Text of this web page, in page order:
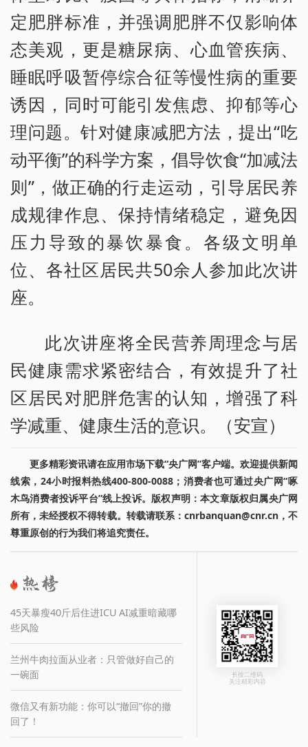
定肥胖标准，并强调肥胖不仅影响体
态美观，更是糖尿病、心血管疾病、
睡眠呼吸暂停综合征等慢性病的重要
诱因，同时可能引发焦虑、抑郁等心
理问题。针对健康减肥方法，提出“吃
动平衡”的科学方案，倡导饮食“加减法
则”，做正确的行走运动，引导居民养
成规律作息、保持情绪稳定，避免因
压力导致的暴饮暴食。各级文明单
位、各社区居民共50余人参加此次讲
座。
此次讲座将全民营养周理念与居
民健康需求紧密结合，有效提升了社
区居民对肥胖危害的认知，增强了科
学减重、健康生活的意识。（安宣）
更多精彩资讯请在应用市场下载“央广网”客户端。欢迎提供新闻
线索，24小时报料热线400-800-0088；消费者也可通过央广网“啄
木鸟消费者投诉平台”线上投诉。版权声明：本文章版权归属央广网
所有，未经授权不得转载。转载请联系：cnrbanquan@cnr.cn，不
尊重原创的行为我们将追究责任。
45天暴瘦40斤后住进ICU AI减重暗藏哪
些风险
兰州牛肉拉面从业者：只管做好自己的
一碗面
微信又有新功能：你可以“撤回”你的撤
回了！
长按二维码
关注精彩内容